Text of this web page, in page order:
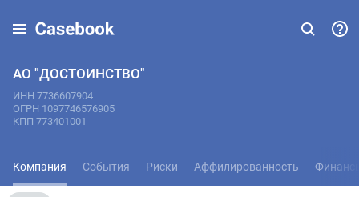
АО "ДОСТОИНСТВО"
ИНН 7736607904
ОГРН 1097746576905
КПП 773401001
Компания События Риски Аффилированность